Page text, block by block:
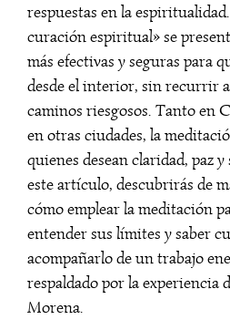
respuestas en la
curación espiritual» se
más efectivas y seguras para
desde el interior, sin recurrir
caminos riesgosos. Tanto en
en otras ciudades, la
quienes desean claridad, paz
este artículo, descubrirás de
cómo emplear la meditación
entender sus límites y saber
acompañarlo de un trabajo
respaldado por la experiencia
Morena.